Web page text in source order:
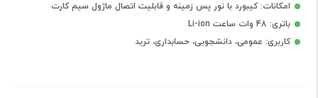
امکانات: کیبورد با نور پس زمینه و قابلیت اتصال ماژول سیم کارت
باتری: 48 وات ساعت Li-ion
کاربری: عمومی، دانشجویی، حسابداری، ترید